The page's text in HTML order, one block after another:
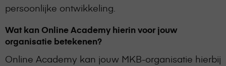
persoonlijke ontwikkeling.
Wat kan Online Academy hierin voor jouw
organisatie betekenen?
Online Academy kan jouw MKB-organisatie hierbij